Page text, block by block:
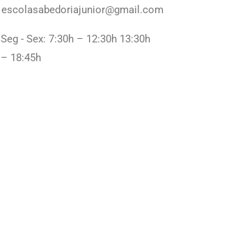
escolasabedoriajunior@gmail.com
Seg - Sex: 7:30h – 12:30h 13:30h
– 18:45h